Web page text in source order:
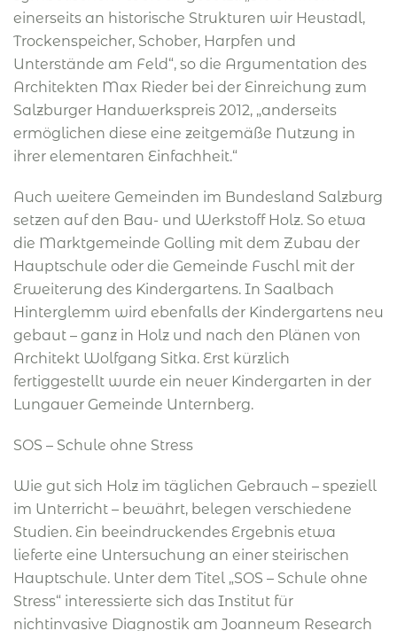
einerseits an historische Strukturen wir Heustadl,
Trockenspeicher, Schober, Harpfen und
Unterstände am Feld“, so die Argumentation des
Architekten Max Rieder bei der Einreichung zum
Salzburger Handwerkspreis 2012, „anderseits
ermöglichen diese eine zeitgemäße Nutzung in
ihrer elementaren Einfachheit.“
Auch weitere Gemeinden im Bundesland Salzburg
setzen auf den Bau- und Werkstoff Holz. So etwa
die Marktgemeinde Golling mit dem Zubau der
Hauptschule oder die Gemeinde Fuschl mit der
Erweiterung des Kindergartens. In Saalbach
Hinterglemm wird ebenfalls der Kindergartens neu
gebaut – ganz in Holz und nach den Plänen von
Architekt Wolfgang Sitka. Erst kürzlich
fertiggestellt wurde ein neuer Kindergarten in der
Lungauer Gemeinde Unternberg.
SOS – Schule ohne Stress
Wie gut sich Holz im täglichen Gebrauch – speziell
im Unterricht – bewährt, belegen verschiedene
Studien. Ein beeindruckendes Ergebnis etwa
lieferte eine Untersuchung an einer steirischen
Hauptschule. Unter dem Titel „SOS – Schule ohne
Stress“ interessierte sich das Institut für
nichtinvasive Diagnostik am Joanneum Research